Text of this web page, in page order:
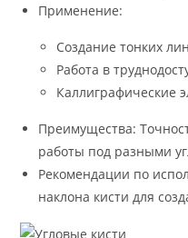
Применение:
Создание тонких
Работа в
Каллиграфические
Преимущества:
работы под разными
Рекомендации по
наклона кисти для